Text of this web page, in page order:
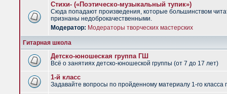
Стихи- («Поэтическо-музыкальный тупик»)
Сюда попадают произведения, которые большинством
признаны недоброкачественными.
Модератор: Модераторы творческих мастерских
Гитарная школа
Детско-юношеская группа ГШ
Всё о занятиях детско-юношеской группы (от 7 до 17 лет)
1-й класс
Задавайте вопросы по пройденному материалу 1-го класса